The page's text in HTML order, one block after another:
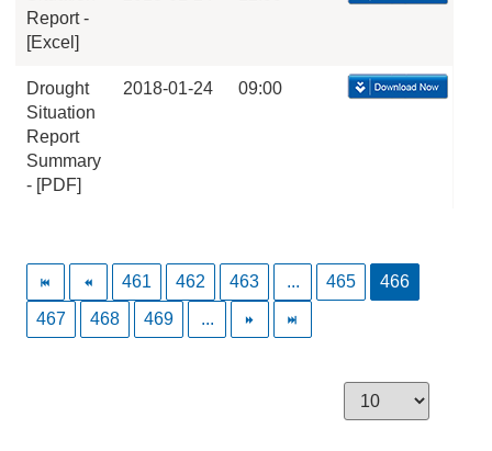
Report -
[Excel]
Drought
Situation
Report
Summary
- [PDF]
2018-01-24 09:00
461 462 463 ... 465
466
467
468 469 ...